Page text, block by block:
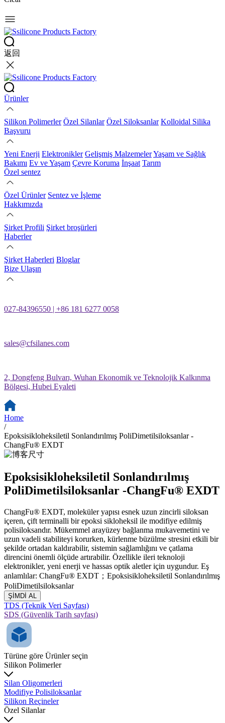
返回
Ürünler
Silikon Polimerler Özel Silanlar Özel Siloksanlar Kolloidal Silika
Başvuru
Yeni Enerji Elektronikler Gelişmiş MalzemelerYaşam ve Sağlık
Bakımı Ev ve Yaşam Çevre Koruma İnşaat Tarım
Özel sentez
Özel Ürünler Sentez ve İşleme
Hakkımızda
Şirket Profili Şirket broşürleri
Haberler
Şirket Haberleri Bloglar
Bize Ulaşın
027-84396550 | +86 181 6277 0058
sales@cfsilanes.com
2, Dongfeng Bulvarı, Wuhan Ekonomik ve Teknolojik Kalkınma
Bölgesi, Hubei Eyaleti
Home
/
Epoksisikloheksiletil Sonlandırılmış PoliDimetilsiloksanlar -
ChangFu® EXDT
Epoksisikloheksiletil Sonlandırılmış
PoliDimetilsiloksanlar -ChangFu® EXDT
ChangFu® EXDT, moleküler yapısı esnek uzun zincirli siloksan
içeren, çift terminalli bir epoksi sikloheksil ile modifiye edilmiş
polisiloksandır. Mükemmel arayüzey bağlanma mukavemetini ve
uzun vadeli stabiliteyi korurken, kürlenme büzülme stresini etkili bir
şekilde ortadan kaldırabilir, sistemin sağlamlığını ve çatlama
direncini önemli ölçüde artırabilir. Özellikle ileri teknoloji
elektronikler, yeni enerji ve hassas optik aletler için uygundur. Eş
anlamlılar: ChangFu® EXDT；Epoksisikloheksiletil Sonlandırılmış
PoliDimetilsiloksanlar
ŞİMDİ AL
TDS (Teknik Veri Sayfası)
SDS (Güvenlik Tarih sayfası)
Türüne göre Ürünler seçin
Silikon Polimerler
Silan Oligomerleri
Modifiye Polisiloksanlar
Silikon Reçineler
Özel Silanlar